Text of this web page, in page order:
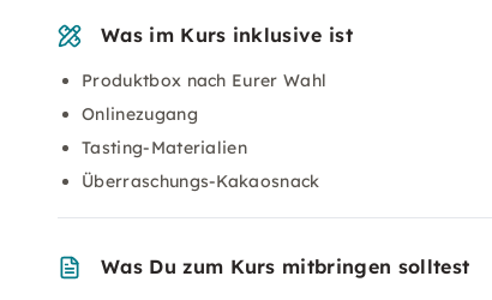
Was im Kurs inklusive ist
Produktbox nach Eurer Wahl
Onlinezugang
Tasting-Materialien
Überraschungs-Kakaosnack
Was Du zum Kurs mitbringen solltest